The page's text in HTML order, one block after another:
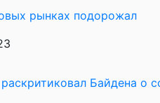
рынках подорожал
Байдена о